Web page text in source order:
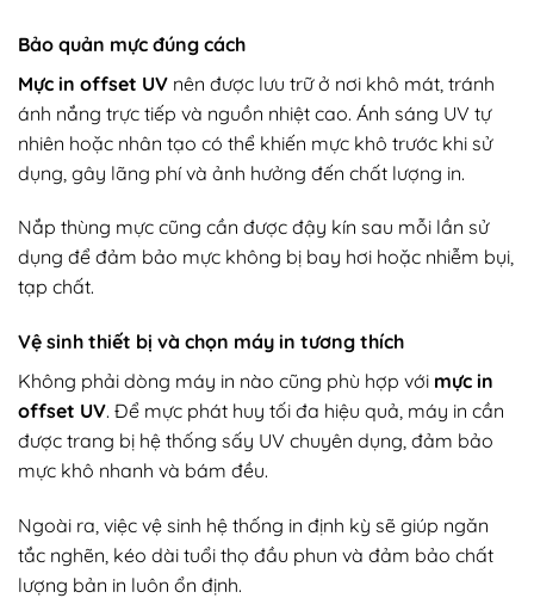
Bảo quản mực đúng cách
Mực in offset UV nên được lưu trữ ở nơi khô mát, tránh
ánh nắng trực tiếp và nguồn nhiệt cao. Ánh sáng UV tự
nhiên hoặc nhân tạo có thể khiến mực khô trước khi sử
dụng, gây lãng phí và ảnh hưởng đến chất lượng in.
Nắp thùng mực cũng cần được đậy kín sau mỗi lần sử
dụng để đảm bảo mực không bị bay hơi hoặc nhiễm bụi,
tạp chất.
Vệ sinh thiết bị và chọn máy in tương thích
Không phải dòng máy in nào cũng phù hợp với mực in
offset UV. Để mực phát huy tối đa hiệu quả, máy in cần
được trang bị hệ thống sấy UV chuyên dụng, đảm bảo
mực khô nhanh và bám đều.
Ngoài ra, việc vệ sinh hệ thống in định kỳ sẽ giúp ngăn
tắc nghẽn, kéo dài tuổi thọ đầu phun và đảm bảo chất
lượng bản in luôn ổn định.